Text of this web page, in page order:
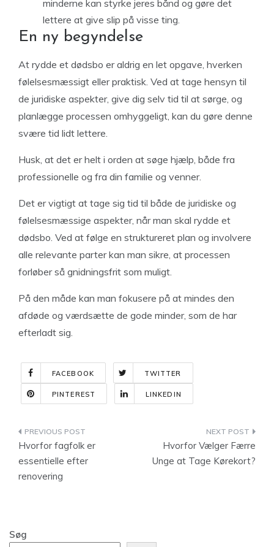
minderne kan styrke jeres bånd og gøre det
lettere at give slip på visse ting.
En ny begyndelse
At rydde et dødsbo er aldrig en let opgave, hverken
følelsesmæssigt eller praktisk. Ved at tage hensyn til
de juridiske aspekter, give dig selv tid til at sørge, og
planlægge processen omhyggeligt, kan du gøre denne
svære tid lidt lettere.
Husk, at det er helt i orden at søge hjælp, både fra
professionelle og fra din familie og venner.
Det er vigtigt at tage sig tid til både de juridiske og
følelsesmæssige aspekter, når man skal rydde et
dødsbo. Ved at følge en struktureret plan og involvere
alle relevante parter kan man sikre, at processen
forløber så gnidningsfrit som muligt.
På den måde kan man fokusere på at mindes den
afdøde og værdsætte de gode minder, som de har
efterladt sig.
FACEBOOK TWITTER
PINTEREST LINKEDIN
Indlægsnavigation
Hvorfor fagfolk er
essentielle efter
renovering
Hvorfor Vælger Færre
Unge at Tage Kørekort?
Søg